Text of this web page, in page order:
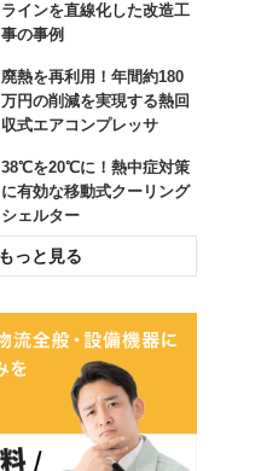
ロボットが狙ったところに
貼りつけ！ラベル自動貼り
付け機
ラインを直線化した改造工
事の事例
廃熱を再利用！年間約180
万円の削減を実現する熱回
収式エアコンプレッサ
38℃を20℃に！熱中症対策
に有効な移動式クーリング
シェルター
投入作業をスムーズに！高
所作業をなくす粉粒体空気
環境配慮とコスト削減！荷
崩れを防止するパレタイズ
グルー塗布システム
チョコ停解消と処理能力
UP！封函・キの字梱包ライ